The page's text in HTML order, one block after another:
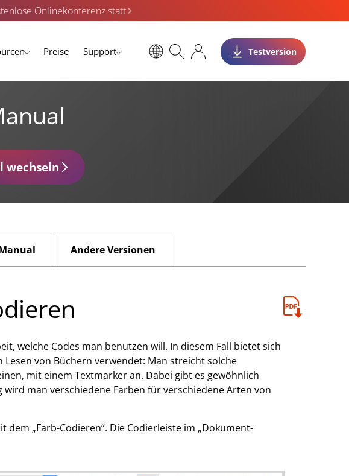
Onlinekonferenz statt
Preise Support Testversion
wechseln
Andere Versionen
welche Codes man benutzen will. In diesem Fall bietet sich
von Büchern verwendet: Man streicht solche
mit einem Textmarker an. Dabei gibt es gewöhnlich
man verschiedene Farben für verschiedene Arten von
„Farb-Codieren“. Die Codierleiste im „Dokument-